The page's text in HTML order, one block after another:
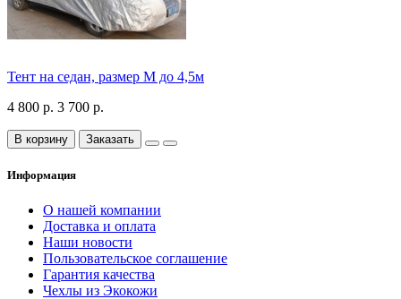
Тент на седан, размер М до 4,5м
4 800 р. 3 700 р.
В корзину Заказать
Информация
О нашей компании
Доставка и оплата
Наши новости
Пользовательское соглашение
Гарантия качества
Чехлы из Экокожи